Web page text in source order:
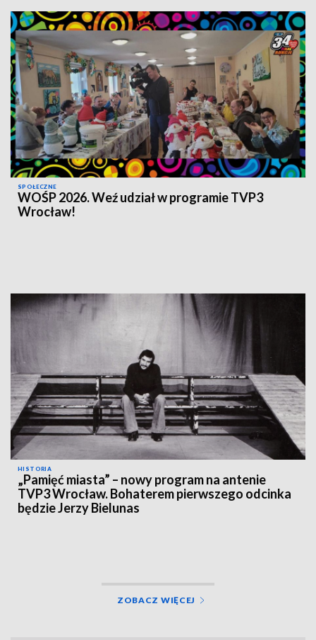
SPOŁECZNE
WOŚP 2026. Weź udział w programie TVP3
Wrocław!
HISTORIA
„Pamięć miasta” – nowy program na antenie
TVP3 Wrocław. Bohaterem pierwszego odcinka
będzie Jerzy Bielunas
ZOBACZ WIĘCEJ